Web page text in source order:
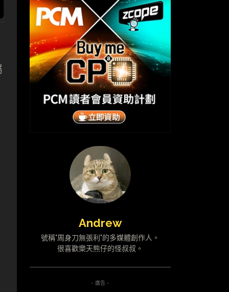
Andrew
號稱"周身刀無張利"的多媒體創作人。
很喜歡樂天熊仔的怪叔叔。
- 廣告 -